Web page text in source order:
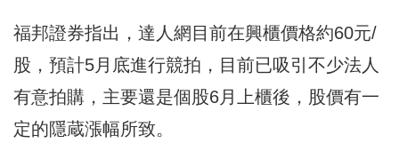
福邦證券指出，達人網目前在興櫃價格約60元/
股，預計5月底進行競拍，目前已吸引不少法人
有意拍購，主要還是個股6月上櫃後，股價有一
定的隱蔵漲幅所致。